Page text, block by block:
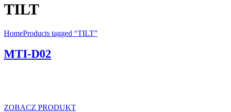
TILT
HomeProducts tagged “TILT”
MTI-D02
ZOBACZ PRODUKT